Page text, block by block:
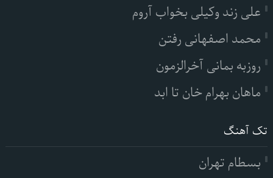
علی زند وکیلی بخواب آروم
محمد اصفهانی رفتن
روزبه بمانی آخرالزمون
ماهان بهرام خان تا ابد
تک آهنگ
بسطام تهران